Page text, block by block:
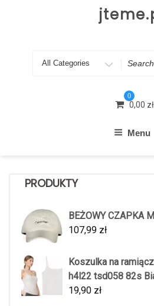
Search
0
0,00 zł
Menu
PRODUKTY
BEŻOWY CZAPKA
107,99 zł
Koszulka na
h4l22 tsd058 82s
19,90 zł